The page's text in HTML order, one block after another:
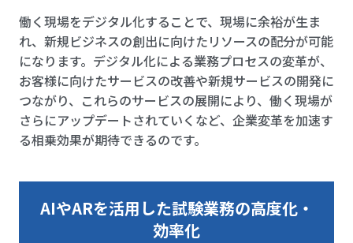
働く現場をデジタル化することで、現場に余裕が生ま
れ、新規ビジネスの創出に向けたリソースの配分が可能
になります。デジタル化による業務プロセスの変革が、
お客様に向けたサービスの改善や新規サービスの開発に
つながり、これらのサービスの展開により、働く現場が
さらにアップデートされていくなど、企業変革を加速す
る相乗効果が期待できるのです。
AIやARを活用した試験業務の高度化・
効率化